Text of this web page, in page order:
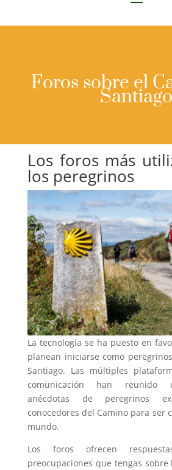
Foros sobre el
Santiago
Los foros más
los peregrinos
La tecnología se ha puesto en
planean iniciarse como
Santiago. Las múltiples
comunicación han reunido
anécdotas de peregrinos
conocedores del Camino para ser
mundo.
Los foros ofrecen
preocupaciones que tengas